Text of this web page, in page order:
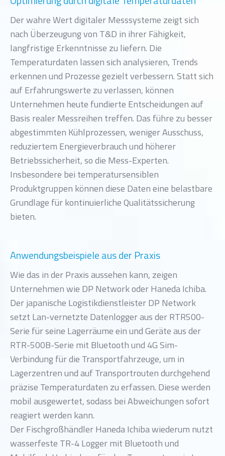
Der wahre Wert digitaler Messsysteme zeigt sich
nach Überzeugung von T&D in ihrer Fähigkeit,
langfristige Erkenntnisse zu liefern. Die
Temperaturdaten lassen sich analysieren, Trends
erkennen und Prozesse gezielt verbessern. Statt sich
auf Erfahrungswerte zu verlassen, können
Unternehmen heute fundierte Entscheidungen auf
Basis realer Messreihen treffen. Das führe zu besser
abgestimmten Kühlprozessen, weniger Ausschuss,
reduziertem Energieverbrauch und höherer
Betriebssicherheit, so die Mess-Experten.
Insbesondere bei temperatursensiblen
Produktgruppen können diese Daten eine belastbare
Grundlage für kontinuierliche Qualitätssicherung
bieten.
Anwendungsbeispiele aus der Praxis
Wie das in der Praxis aussehen kann, zeigen
Unternehmen wie DP Network oder Haneda Ichiba.
Der japanische Logistikdienstleister DP Network
setzt Lan-vernetzte Datenlogger aus der RTR500-
Serie für seine Lagerräume ein und Geräte aus der
RTR-500B-Serie mit Bluetooth und 4G Sim-
Verbindung für die Transportfahrzeuge, um in
Lagerzentren und auf Transportrouten durchgehend
präzise Temperaturdaten zu erfassen. Diese werden
mobil ausgewertet, sodass bei Abweichungen sofort
reagiert werden kann.
Der Fischgroßhändler Haneda Ichiba wiederum nutzt
wasserfeste TR-4 Logger mit Bluetooth und